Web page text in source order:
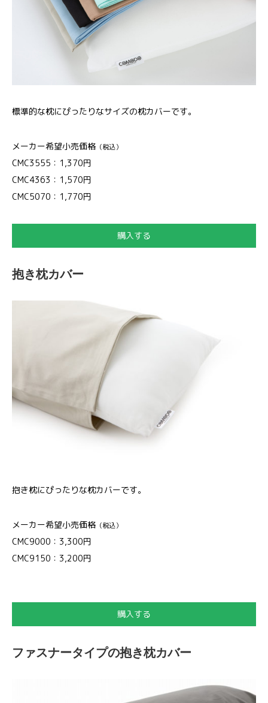
標準的な枕にぴったりなサイズの枕カバーです。
メーカー希望小売価格 （税込）
CMC3555：1,370円
CMC4363：1,570円
CMC5070：1,770円
購入する
抱き枕カバー
抱き枕にぴったりな枕カバーです。
メーカー希望小売価格 （税込）
CMC9000：3,300円
CMC9150：3,200円
購入する
ファスナータイプの抱き枕カバー